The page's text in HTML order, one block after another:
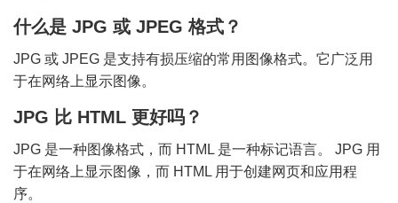
什么是 JPG 或 JPEG 格式？
JPG 或 JPEG 是支持有损压缩的常用图像格式。它广泛用
于在网络上显示图像。
JPG 比 HTML 更好吗？
JPG 是一种图像格式，而 HTML 是一种标记语言。 JPG 用
于在网络上显示图像，而 HTML 用于创建网页和应用程
序。